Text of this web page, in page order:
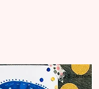
ab 5 Jahren